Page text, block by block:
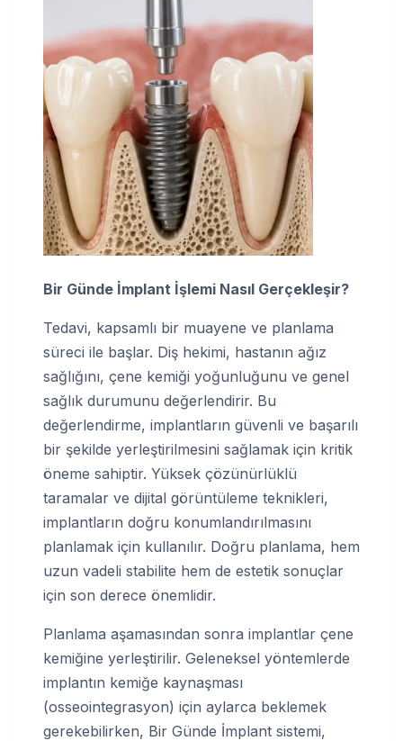
Bir Günde İmplant İşlemi Nasıl Gerçekleşir?
Tedavi, kapsamlı bir muayene ve planlama
süreci ile başlar. Diş hekimi, hastanın ağız
sağlığını, çene kemiği yoğunluğunu ve genel
sağlık durumunu değerlendirir. Bu
değerlendirme, implantların güvenli ve başarılı
bir şekilde yerleştirilmesini sağlamak için kritik
öneme sahiptir. Yüksek çözünürlüklü
taramalar ve dijital görüntüleme teknikleri,
implantların doğru konumlandırılmasını
planlamak için kullanılır. Doğru planlama, hem
uzun vadeli stabilite hem de estetik sonuçlar
için son derece önemlidir.
Planlama aşamasından sonra implantlar çene
kemiğine yerleştirilir. Geleneksel yöntemlerde
implantın kemiğe kaynaşması
(osseointegrasyon) için aylarca beklemek
gerekebilirken, Bir Günde İmplant sistemi,